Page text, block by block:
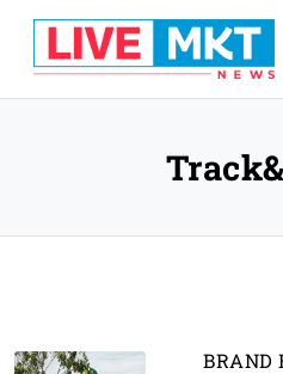
BRAND